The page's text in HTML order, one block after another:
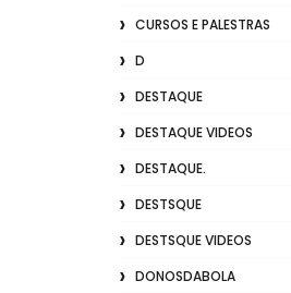
CURSOS E PALESTRAS
D
DESTAQUE
DESTAQUE VIDEOS
DESTAQUE.
DESTSQUE
DESTSQUE VIDEOS
DONOSDABOLA